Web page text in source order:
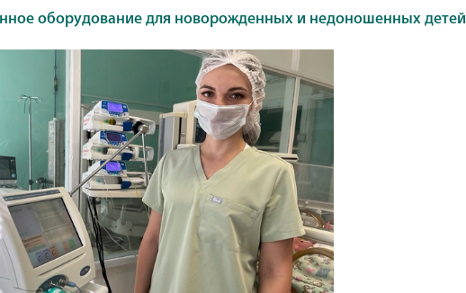
оборудование для новорожденных и недоношенных детей